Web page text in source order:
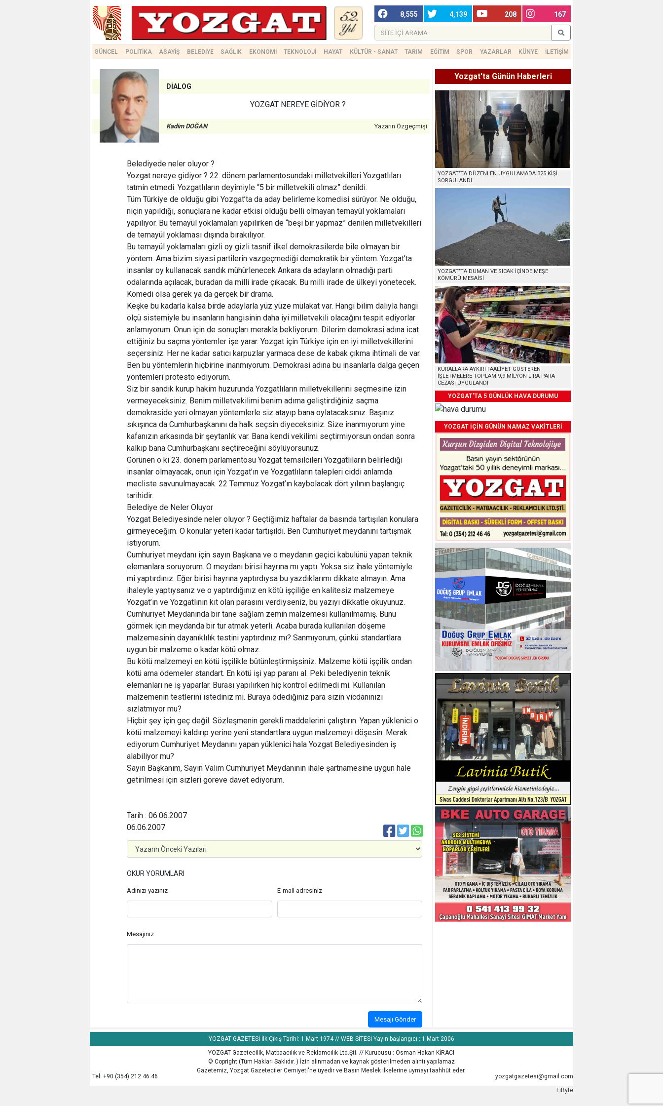
8,555 4,139 208 167
GÜNCEL POLİTİKA ASAYİŞ BELEDİYE SAĞLIK EKONOMİ TEKNOLOJİ HAYAT KÜLTÜR - SANAT TARIM EĞİTİM SPOR YAZARLAR KÜNYE İLETİŞİM
DİALOG
YOZGAT NEREYE GİDİYOR ?
Kadim DOĞAN Yazarın Özgeçmişi
Belediyede neler oluyor ?
Yozgat nereye gidiyor ? 22. dönem parlamentosundaki milletvekilleri Yozgatlıları
tatmin etmedi. Yozgatlıların deyimiyle “5 bir milletvekili olmaz” denildi.
Tüm Türkiye de olduğu gibi Yozgat’ta da aday belirleme komedisi sürüyor. Ne olduğu,
niçin yapıldığı, sonuçlara ne kadar etkisi olduğu belli olmayan temayül yoklamaları
yapılıyor. Bu temayül yoklamaları yapılırken de “beşi bir yapmaz” denilen milletvekilleri
de temayül yoklaması dışında bırakılıyor.
Bu temayül yoklamaları gizli oy gizli tasnif ilkel demokrasilerde bile olmayan bir
yöntem. Ama bizim siyasi partilerin vazgeçmediği demokratik bir yöntem. Yozgat’ta
insanlar oy kullanacak sandık mühürlenecek Ankara da adayların olmadığı parti
odalarında açılacak, buradan da milli irade çıkacak. Bu milli irade de ülkeyi yönetecek.
Komedi olsa gerek ya da gerçek bir drama.
Keşke bu kadarla kalsa birde adaylarla yüz yüze mülakat var. Hangi bilim dalıyla hangi
ölçü sistemiyle bu insanların hangisinin daha iyi milletvekili olacağını tespit ediyorlar
anlamıyorum. Onun için de sonuçları merakla bekliyorum. Dilerim demokrasi adına icat
ettiğiniz bu saçma yöntemler işe yarar. Yozgat için Türkiye için en iyi milletvekillerini
seçersiniz. Her ne kadar satıcı karpuzlar yarmaca dese de kabak çıkma ihtimali de var.
Ben bu yöntemlerin hiçbirine inanmıyorum. Demokrasi adına bu insanlarla dalga geçen
yöntemleri protesto ediyorum.
Siz bir sandık kurup hakim huzurunda Yozgatlıların milletvekillerini seçmesine izin
vermeyeceksiniz. Benim milletvekilimi benim adıma geliştirdiğiniz saçma
demokraside yeri olmayan yöntemlerle siz atayıp bana oylatacaksınız. Başınız
sıkışınca da Cumhurbaşkanını da halk seçsin diyeceksiniz. Size inanmıyorum yine
kafanızın arkasında bir şeytanlık var. Bana kendi vekilimi seçtirmiyorsun ondan sonra
kalkıp bana Cumhurbaşkanı seçtireceğini söylüyorsunuz.
Görünen o ki 23. dönem parlamentosu Yozgat temsilcileri Yozgatlıların belirlediği
insanlar olmayacak, onun için Yozgat’ın ve Yozgatlıların talepleri ciddi anlamda
mecliste savunulmayacak. 22 Temmuz Yozgat’ın kaybolacak dört yılının başlangıç
tarihidir.
Belediye de Neler Oluyor
Yozgat Belediyesinde neler oluyor ? Geçtiğimiz haftalar da basında tartışılan konulara
girmeyeceğim. O konular yeteri kadar tartışıldı. Ben Cumhuriyet meydanını tartışmak
istiyorum.
Cumhuriyet meydanı için sayın Başkana ve o meydanın geçici kabulünü yapan teknik
elemanlara soruyorum. O meydanı birisi hayrına mı yaptı. Yoksa siz ihale yöntemiyle
mi yaptırdınız. Eğer birisi hayrına yaptırdıysa bu yazdıklarımı dikkate almayın. Ama
ihaleyle yaptıysanız ve o yaptırdığınız en kötü işçiliğe en kalitesiz malzemeye
Yozgat’ın ve Yozgatlının kıt olan parasını verdiyseniz, bu yazıyı dikkatle okuyunuz.
Cumhuriyet Meydanında bir tane sağlam zemin malzemesi kullanılmamış. Bunu
görmek için meydanda bir tur atmak yeterli. Acaba burada kullanılan döşeme
malzemesinin dayanıklılık testini yaptırdınız mı? Sanmıyorum, çünkü standartlara
uygun bir malzeme o kadar kötü olmaz.
Bu kötü malzemeyi en kötü işçilikle bütünleştirmişsiniz. Malzeme kötü işçilik ondan
kötü ama ödemeler standart. En kötü işi yap paranı al. Peki belediyenin teknik
elemanları ne iş yaparlar. Burası yapılırken hiç kontrol edilmedi mi. Kullanılan
malzemenin testlerini istediniz mi. Buraya ödediğiniz para sizin vicdanınızı
sızlatmıyor mu?
Hiçbir şey için geç değil. Sözleşmenin gerekli maddelerini çalıştırın. Yapan yüklenici o
kötü malzemeyi kaldırıp yerine yeni standartlara uygun malzemeyi döşesin. Merak
ediyorum Cumhuriyet Meydanını yapan yüklenici hala Yozgat Belediyesinden iş
alabiliyor mu?
Sayın Başkanım, Sayın Valim Cumhuriyet Meydanının ihale şartnamesine uygun hale
getirilmesi için sizleri göreve davet ediyorum.
Tarih : 06.06.2007
06.06.2007
OKUR YORUMLARI
Adınızı yazınız E-mail adresiniz
Mesajınız
Mesajı Gönder
Yozgat'ta Günün Haberleri
YOZGAT’TA DÜZENLEN UYGULAMADA 325 KİŞİ
SORGULANDI
YOZGAT’TA DUMAN VE SICAK İÇİNDE MEŞE
KÖMÜRÜ MESAİSİ
KURALLARA AYKIRI FAALİYET GÖSTEREN
İŞLETMELERE TOPLAM 9,9 MİLYON LİRA PARA
CEZASI UYGULANDI
YOZGAT'TA 5 GÜNLÜK HAVA DURUMU
YOZGAT İÇİN GÜNÜN NAMAZ VAKİTLERİ
YOZGAT GAZETESİ İlk Çıkış Tarihi: 1 Mart 1974 // WEB SİTESİ Yayın başlangıcı : 1 Mart 2006
Tel: +90 (354) 212 46 46
YOZGAT Gazetecilik, Matbaacılık ve Reklamcılık Ltd.Şti. // Kurucusu : Osman Hakan KİRACI
© Copright (Tüm Hakları Saklıdır. ) İzin alınmadan ve kaynak gösterilmeden alıntı yapılamaz
Gazetemiz, Yozgat Gazeteciler Cemiyeti'ne üyedir ve Basın Meslek ilkelerine uymayı taahhüt eder.
yozgatgazetesi@gmail.com
FiByte